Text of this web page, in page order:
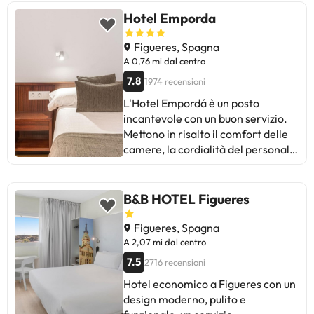
varietà nel cibo, i rumori molesti e
la necessità di rinnovare aree
come le tende. Nonostante le
critiche occasionali, il soggiorno è
piacevole per la maggior parte
degli ospiti. Ideale per i viaggiatori
che cercano un luogo semplice e
accogliente, senza lussi. Anche se
ci sono aree da migliorare,
l'esperienza complessiva è
Hotel Emporda
Figueres, Spagna
A 0,76 mi dal centro
7.8 1974 recensioni
L'Hotel Empordá è un posto
incantevole con un buon servizio.
Mettono in risalto il comfort delle
camere, la cordialità del personale
piccole e che l'hotel necessita di
ristrutturazione. Nonostante ciò, il
rapporto qualità-prezzo è voucher
e la colazione è varia. Ideale per
chi cerca un hotel accogliente e
ben posizionato a Figueres.
B&B HOTEL Figueres
Figueres, Spagna
A 2,07 mi dal centro
7.5 2716 recensioni
Hotel economico a Figueres con un
design moderno, pulito e